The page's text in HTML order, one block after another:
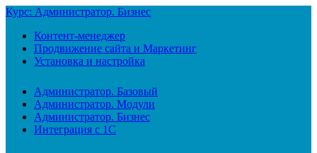
Курс: Администратор. Бизнес
Контент-менеджер
Продвижение сайта и Маркетинг
Установка и настройка
Администратор. Базовый
Администратор. Модули
Администратор. Бизнес
Интеграция с 1С